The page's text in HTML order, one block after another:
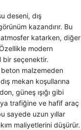
deseni, dış
kazandırır. Bu
atmosfer katarken, diğer
modern
bir seçenektir.
beton malzemeden
mekan koşullarına
güneş ışığı gibi
trafiğine ve hafif araç
sayede uzun yıllar
maliyetlerini düşürür.